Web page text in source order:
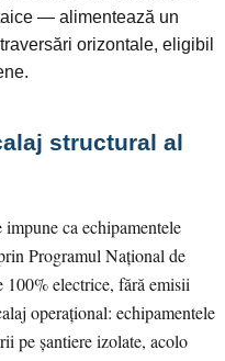
— alimentează un
orizontale, eligibil
structural al
ca echipamentele
Programul Național de
electrice, fără emisii
operațional: echipamentele
pe șantiere izolate, acolo